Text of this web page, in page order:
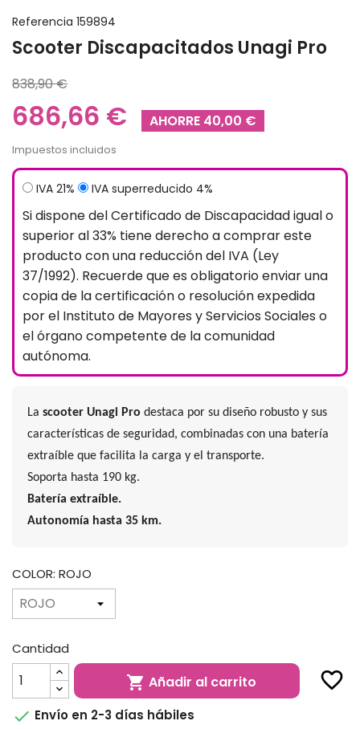
Referencia 159894
Scooter Discapacitados Unagi Pro
838,90 €
686,66 € AHORRE 40,00 €
Impuestos incluidos
IVA 21% IVA superreducido 4%
Si dispone del Certificado de Discapacidad igual o
superior al 33% tiene derecho a comprar este
producto con una reducción del IVA (Ley
37/1992). Recuerde que es obligatorio enviar una
copia de la certificación o resolución expedida
por el Instituto de Mayores y Servicios Sociales o
el órgano competente de la comunidad
autónoma.
Lascooter Unagi Pro destaca por su diseño robusto y sus
características de seguridad, combinadas con una batería
extraíble que facilita la carga y el transporte.
Soporta hasta 190 kg.
Batería extraíble.
Autonomía hasta 35 km.
COLOR: ROJO
Cantidad
 Añadir al carrito favorite_border
 Envío en 2-3 días hábiles